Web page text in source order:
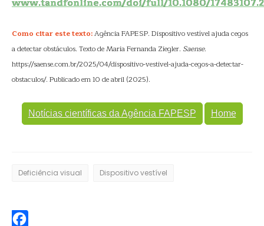
Como citar este texto:Agência FAPESP. Dispositivo vestível ajuda cegos
a detectar obstáculos. Texto de Maria Fernanda Ziegler. Saense.
https://saense.com.br/2025/04/dispositivo-vestivel-ajuda-cegos-a-detectar-
obstaculos/. Publicado em 10 de abril (2025).
Notícias científicas da Agência FAPESP Home
Deficiência visual Dispositivo vestível